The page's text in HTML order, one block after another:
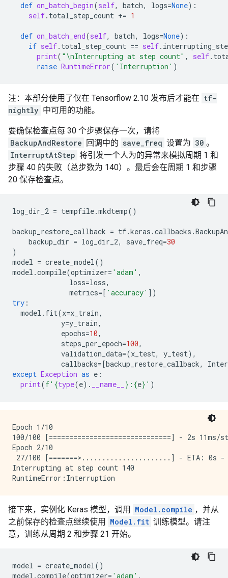
def on_batch_begin(self, batch, logs=None):
self. total_step_count += 1
def on_batch_end(self, batch, logs=None):
if self. total_step_count == self.
print( " \nInterrupting at step count" , self.
raise RuntimeError( 'Interruption' )
注：本部分使用了仅在 Tensorflow 2.10 发布后才能在 tf-
nightly 中可用的功能。
要确保检查点每 30 个步骤保存一次，请将
BackupAndRestore 回调中的 save_freq 设置为 30 。
InterruptAtStep 将引发一个人为的异常来模拟周期 1 和
步骤 40 的失败（总步数为 140）。最后会在周期 1 和步骤
20 保存检查点。
log_dir_2 = tempfile.mkdtemp()
backup_restore_callback = tf.keras .callbacks .
backup_dir = log_dir_2, save_freq=30
)
model = create_model()
model .compile(optimizer= 'adam' ,
loss=loss,
metrics=[ 'accuracy' ])
try :
model . fit(x=x_train,
y=y_train,
epochs=10,
steps_per_epoch=100,
validation_data=(x_test, y_test),
callbacks=[backup_restore_callback,
except Exception as e :
print(f' {type(e) . __name__ } : {e} ' )
Epoch 1/10
100/100 [==============================] - 2s
Epoch 2/10
27/100 [=======>......................] - ETA: 0s -
Interrupting at step count 140
接下来，实例化 Keras 模型，调用 Model.compile ，并从
之前保存的检查点继续使用
Model.fit 训练模型。请注
意，训练从周期 2 和步骤 21 开始。
model = create_model()
model .compile(optimizer= 'adam' ,